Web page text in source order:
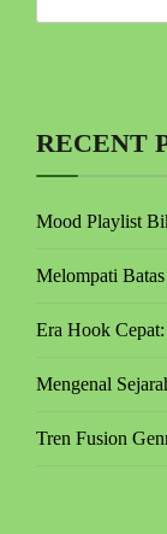
RECENT
Mood Playlist
Melompati
Era Hook
Mengenal
Tren Fusion